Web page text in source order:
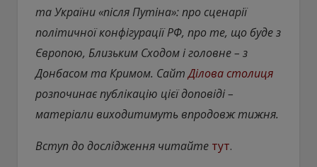
та України «після Путіна»: про сценарії
політичної конфігурації РФ, про те, що буде з
Європою, Близьким Сходом і головне – з
Донбасом та Кримом. СайтДілова столиця
розпочинає публікацію цієї доповіді –
матеріали виходитимуть впродовж тижня.
Вступ до дослідження читайте тут.